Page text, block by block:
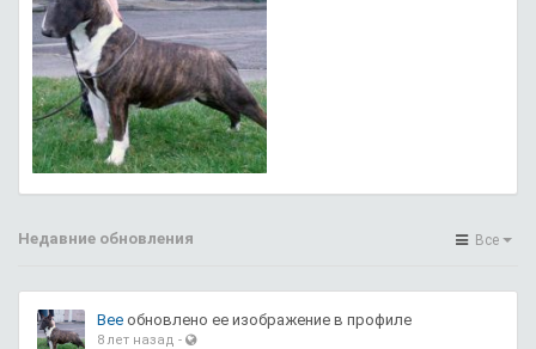
Недавние обновления Все
Bee обновлено ее изображение в профиле
8 лет назад -